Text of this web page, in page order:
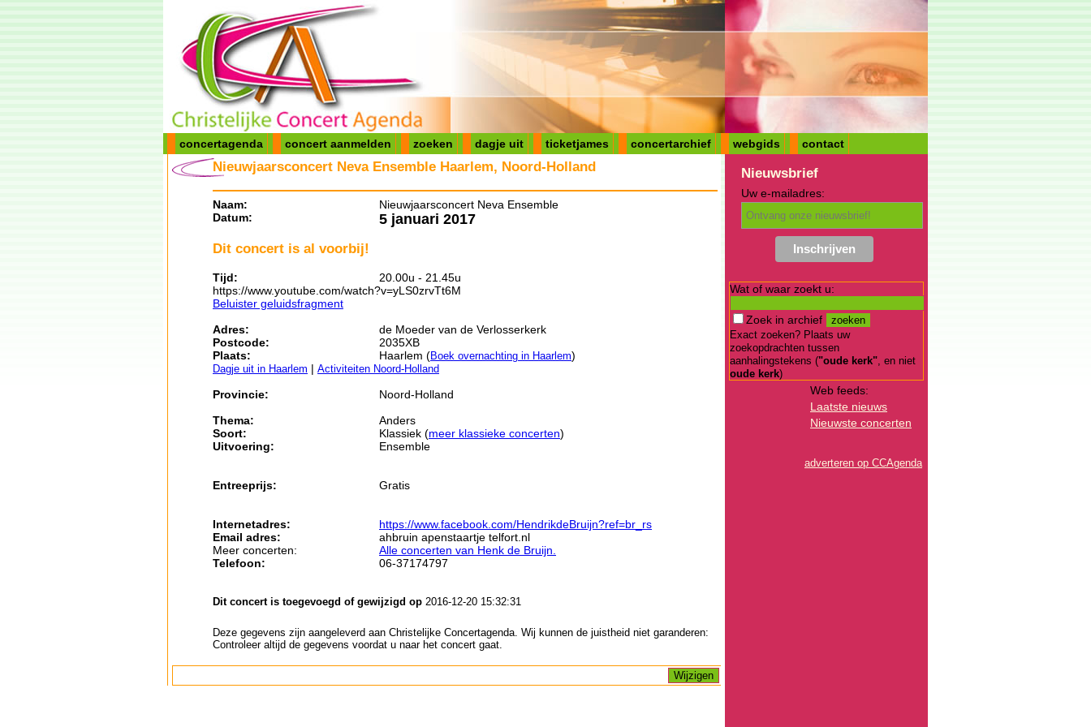
concertagenda concert aanmelden zoeken dagje uit ticketjames concertarchief webgids contact
Nieuwjaarsconcert Neva Ensemble Haarlem, Noord-Holland
Naam:
Nieuwjaarsconcert Neva Ensemble
Datum:
5 januari 2017
Dit concert is al voorbij!
Tijd:
20.00u - 21.45u
https://www.youtube.com/watch?v=yLS0zrvTt6M
Beluister geluidsfragment
Adres:
de Moeder van de Verlosserkerk
Postcode:
2035XB
Plaats:
Haarlem (Boek overnachting in Haarlem)
Dagje uit in Haarlem | Activiteiten Noord-Holland
Provincie:
Noord-Holland
Thema:
Anders
Soort:
Klassiek (meer klassieke concerten)
Uitvoering:
Ensemble
Entreeprijs: Gratis
Internetadres:
https://www.facebook.com/HendrikdeBruijn?ref=br_rs
Email adres:
ahbruin apenstaartje telfort.nl
Meer concerten:
Alle concerten van Henk de Bruijn.
Telefoon:
06-37174797
Dit concert is toegevoegd of gewijzigd op 2016-12-20 15:32:31
Deze gegevens zijn aangeleverd aan Christelijke Concertagenda. Wij kunnen de juistheid niet garanderen:
Controleer altijd de gegevens voordat u naar het concert gaat.
Nieuwsbrief
Uw e-mailadres:
Wat of waar zoekt u:
Zoek in archief
Exact zoeken? Plaats uw
zoekopdrachten tussen
aanhalingstekens ("oude kerk", en niet
oude kerk)
Web feeds:
Laatste nieuws
Nieuwste concerten
adverteren op CCAgenda